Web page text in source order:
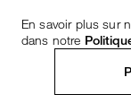
En savoir plus sur
dans notre